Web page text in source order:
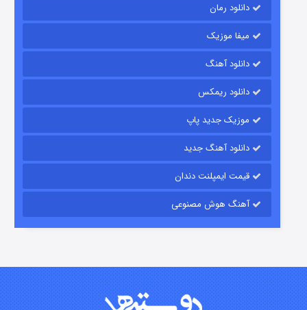
رویایی برای تو
قسمت
قسمت۲ (دوبله) منتشر شد
دانلود رمان
میفا موزیک
دانلود آهنگ
دانلود ریمکس
موزیک جدید پاپ
دانلود آهنگ جدید
قیمت ایمپلنت دندان
آهنگ هوش مصنوعی